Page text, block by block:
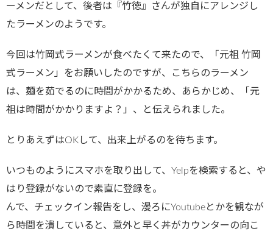
ーメンだとして、後者は『竹徳』さんが独自にアレンジし
たラーメンのようです。
今回は竹岡式ラーメンが食べたくて来たので、「元祖 竹岡
式ラーメン」をお願いしたのですが、こちらのラーメン
は、麺を茹でるのに時間がかかるため、あらかじめ、「元
祖は時間がかかりますよ？」、と伝えられました。
とりあえずはOKして、出来上がるのを待ちます。
いつものようにスマホを取り出して、Yelpを検索すると、や
はり登録がないので素直に登録を。
んで、チェックイン報告をし、漫ろにYoutubeとかを観なが
ら時間を潰していると、意外と早く丼がカウンターの向こ